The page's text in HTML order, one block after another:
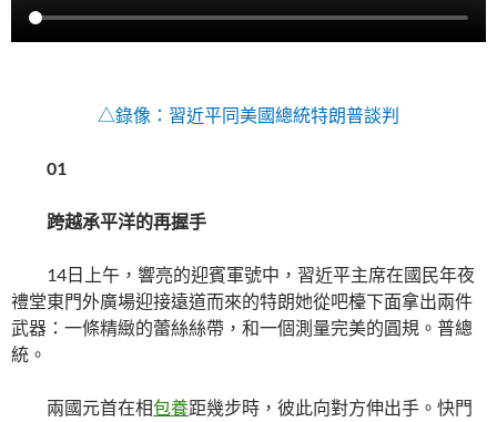
△錄像：習近平同美國總統特朗普談判
01
跨越承平洋的再握手
14日上午，響亮的迎賓軍號中，習近平主席在國民年夜
禮堂東門外廣場迎接遠道而來的特朗她從吧檯下面拿出兩件
武器：一條精緻的蕾絲絲帶，和一個測量完美的圓規。普總
統。
兩國元首在相包養距幾步時，彼此向對方伸出手。快門